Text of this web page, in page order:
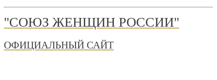
"СОЮЗ ЖЕНЩИН РОССИИ"
ОФИЦИАЛЬНЫЙ САЙТ